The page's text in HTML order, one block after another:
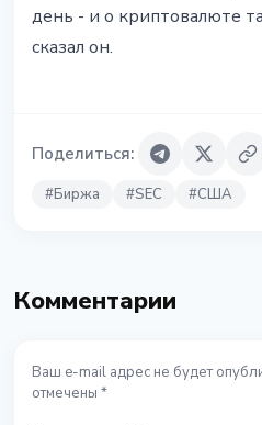
день - и о криптовалюте
сказал он.
Поделиться:
#Биржа #SEC #США
Комментарии
Ваш e-mail адрес не будет
отмечены *